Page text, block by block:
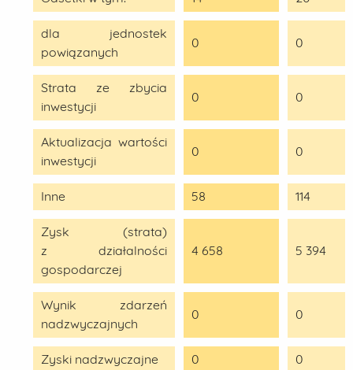
dla jednostek
powiązanych
0 0
Strata ze zbycia
inwestycji
0 0
Aktualizacja wartości
inwestycji
0 0
Inne 58 114
Zysk (strata)
z działalności
gospodarczej
4 658 5 394
Wynik zdarzeń
nadzwyczajnych
0 0
Zyski nadzwyczajne 0 0